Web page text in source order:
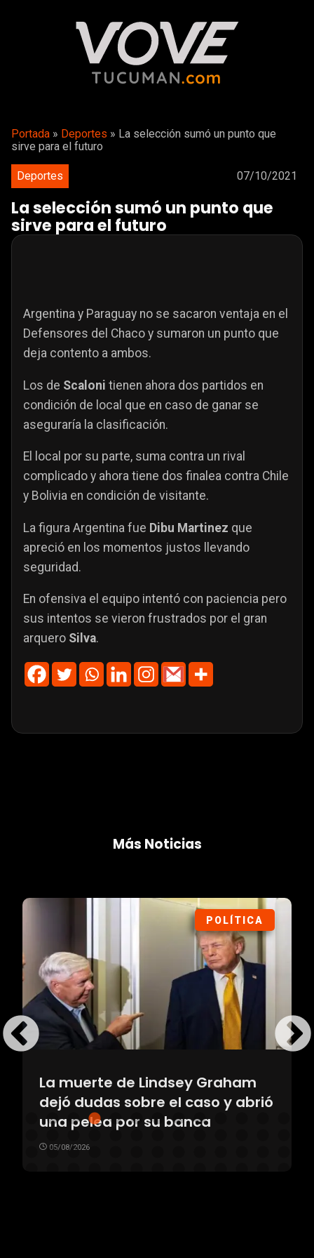
Portada » Deportes » La selección sumó un punto que
sirve para el futuro
Deportes 07/10/2021
La selección sumó un punto que
sirve para el futuro
Argentina y Paraguay no se sacaron ventaja en el
Defensores del Chaco y sumaron un punto que
deja contento a ambos.
Los de Scaloni tienen ahora dos partidos en
condición de local que en caso de ganar se
aseguraría la clasificación.
El local por su parte, suma contra un rival
complicado y ahora tiene dos finalea contra Chile
y Bolivia en condición de visitante.
La figura Argentina fue Dibu Martinez que
apreció en los momentos justos llevando
seguridad.
En ofensiva el equipo intentó con paciencia pero
sus intentos se vieron frustrados por el gran
arquero Silva.
Más Noticias
POLÍTICA
muerte de Lindsey Graham
dudas sobre el caso y abrió
pelea por su banca
05/08/2026